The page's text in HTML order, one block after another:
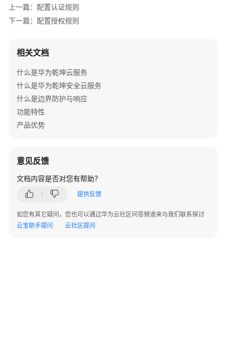
单
网
场
纯
AP
组
景
AR+AP
组
场
景
上一篇：配置认证规则
下一篇：配置授权规则
相关文档
什么是华为乾坤云服务
什么是华为乾坤安全云服务
什么是边界防护与响应
功能特性
产品优势
意见反馈
文档内容是否对您有帮助？
提供反馈
如您有其它疑问，您也可以通过华为云社区问答频道来与我们联系探讨
云宝助手提问
云社区提问